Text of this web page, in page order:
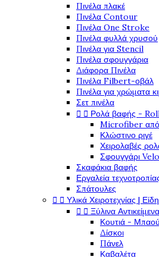
Πινέλα πλακέ
Πινέλα Contour
Πινέλα One Stroke
Πινέλα φυλλά χρυσού
Πινέλα για Stencil
Πινέλα σφουγγάρια
Διάφορα Πινέλα
Πινέλα Filbert-οβάλ
Πινέλα για χρώματα
Σετ πινέλα
  Ρολά βαφής -
Microfiber από
Κλώστινο ριγέ
Χειρολαβές
Σφουγγάρι
Σκαφάκια βαφής
Εργαλεία
Σπάτουλες
  Υλικά Χειροτεχνίας |
  Ξύλινα Αντικείμενα
Κουτιά -
Δίσκοι
Πάνελ
Καβαλέτα